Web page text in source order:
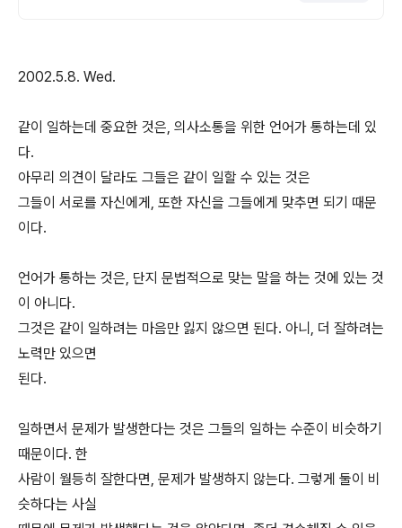
2002.5.8. Wed.
같이 일하는데 중요한 것은, 의사소통을 위한 언어가 통하는데 있
다.
아무리 의견이 달라도 그들은 같이 일할 수 있는 것은
그들이 서로를 자신에게, 또한 자신을 그들에게 맞추면 되기 때문
이다.
언어가 통하는 것은, 단지 문법적으로 맞는 말을 하는 것에 있는 것
이 아니다.
그것은 같이 일하려는 마음만 잃지 않으면 된다. 아니, 더 잘하려는
노력만 있으면
된다.
일하면서 문제가 발생한다는 것은 그들의 일하는 수준이 비슷하기
때문이다. 한
사람이 월등히 잘한다면, 문제가 발생하지 않는다. 그렇게 둘이 비
슷하다는 사실